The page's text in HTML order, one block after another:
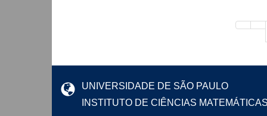
UNIVERSIDADE DE SÃO PAULO
INSTITUTO DE CIÊNCIAS